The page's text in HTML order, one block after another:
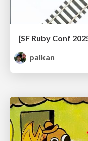
[SF Ruby Conf
palkan